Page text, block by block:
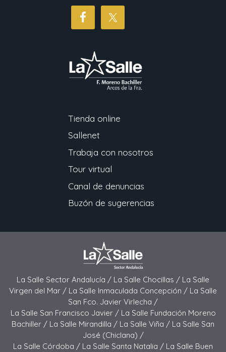
Tienda online
Sallenet
Trabaja con nosotros
Tour virtual
Canal de denuncias
Buzón de sugerencias
La Salle Sector Andalucía / La Salle Chocillas / La Salle
Virgen del Mar / La Salle Inmaculada Concepción / La Salle
San Fco. Javier Virlecha /
La Salle San Francisco Javier / La Salle Fundación Moreno
Bachiller / La Salle Mirandilla / La Salle Viña / La Salle San
José (Chiclana) /
La Salle Córdoba / La Salle Santa Natalia / La Salle Buen